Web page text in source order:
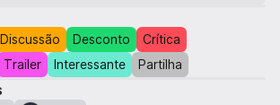
Discussão Desconto
Crítica
Trailer Interessante Partilha